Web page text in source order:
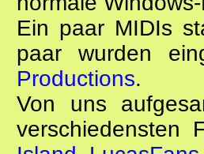
Ein paar MIDIs
paar wurden
Productions.
Von uns